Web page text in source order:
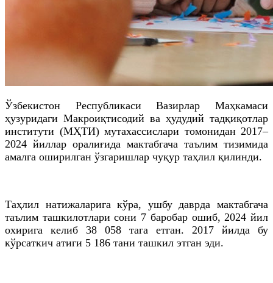
Ўзбекистон Республикаси Вазирлар Маҳкамаси
ҳузуридаги Макроиқтисодий ва ҳудудий тадқиқотлар
институти (МҲТИ) мутахассислари томонидан 2017–
2024 йиллар оралиғида мактабгача таълим тизимида
амалга оширилган ўзгаришлар чуқур таҳлил қилинди.
Таҳлил натижаларига кўра, ушбу даврда мактабгача
таълим ташкилотлари сони 7 баробар ошиб, 2024 йил
охирига келиб 38 058 тага етган. 2017 йилда бу
кўрсаткич атиги 5 186 тани ташкил этган эди.